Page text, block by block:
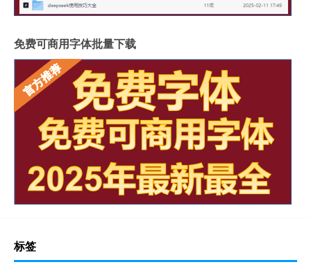
免费可商用字体批量下载
标签